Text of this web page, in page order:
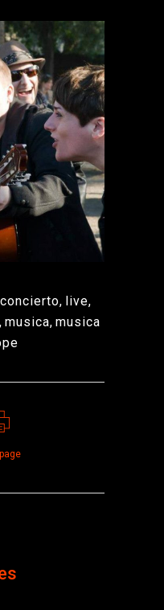
concierto, live,
, musica, musica